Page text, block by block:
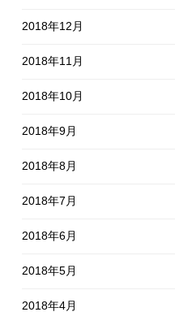
2018年12月
2018年11月
2018年10月
2018年9月
2018年8月
2018年7月
2018年6月
2018年5月
2018年4月